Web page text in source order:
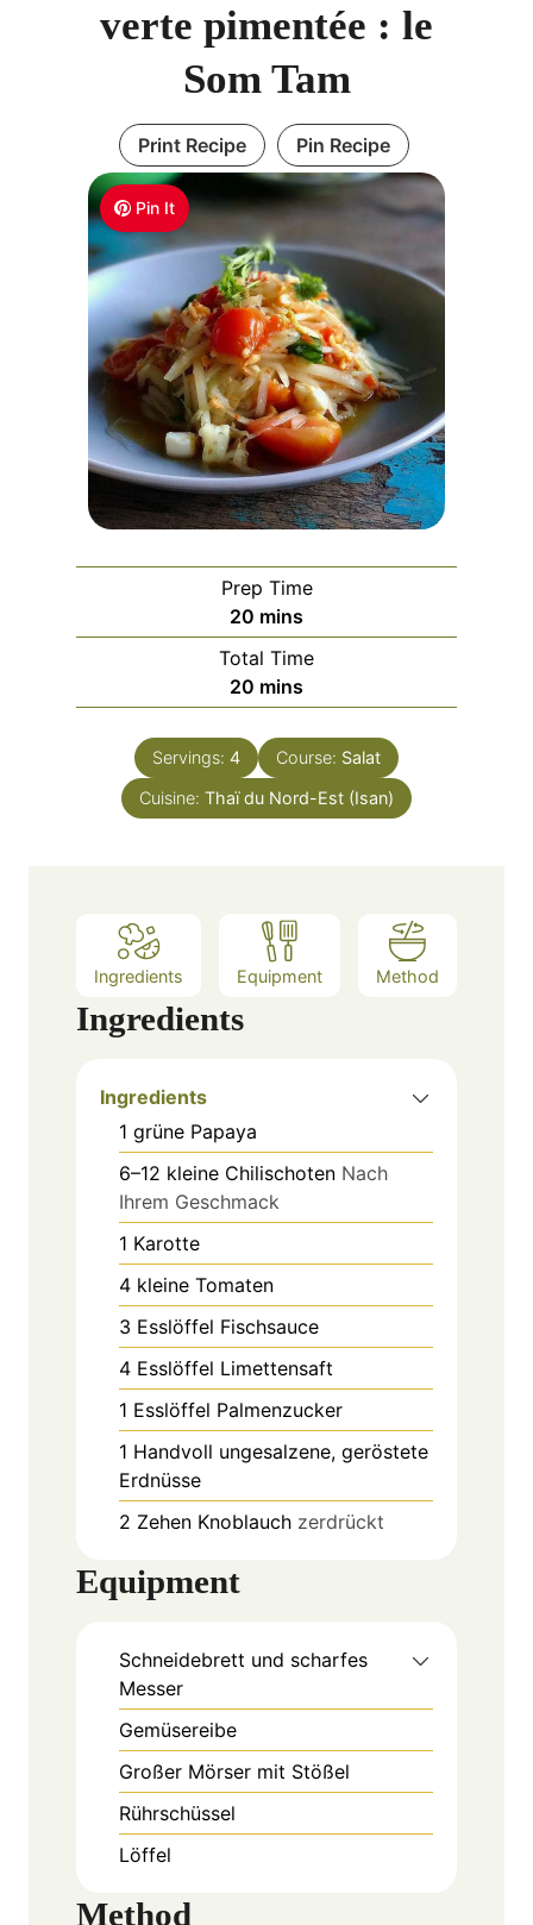
Pin It
verte pimentée : le
Som Tam
Print Recipe Pin Recipe
Prep Time
20 m
i
n
u
e
s
mins
Total Time
20 m
i
n
u
t
mins
Servings: 4 Course: Salat
Cuisine: Thaï du Nord-Est (Isan)
Ingredients Equipment Method
Ingredients
Ingredients
1 grüne Papaya
6–12 kleine Chilischoten Nach
Ihrem Geschmack
1 Karotte
4 kleine Tomaten
3 Esslöffel Fischsauce
4 Esslöffel Limettensaft
1 Esslöffel Palmenzucker
1 Handvoll ungesalzene, geröstete
Erdnüsse
2 Zehen Knoblauch zerdrückt
Equipment
Schneidebrett und scharfes
Messer
Gemüsereibe
Großer Mörser mit Stößel
Rührschüssel
Löffel
Method